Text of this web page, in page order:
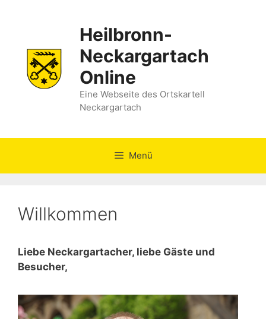
Heilbronn-
Neckargartach
Online
Eine Webseite des Ortskartell
Neckargartach
Menü
Willkommen
Liebe Neckargartacher, liebe Gäste und
Besucher,